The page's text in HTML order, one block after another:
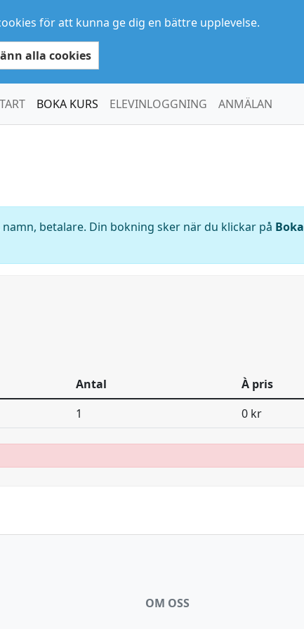
för att kunna ge dig en bättre upplevelse.
alla cookies
BOKA KURS ELEVINLOGGNING ANMÄLAN
betalare. Din bokning sker när du klickar på Boka
Antal À pris
1 0 kr
OM OSS